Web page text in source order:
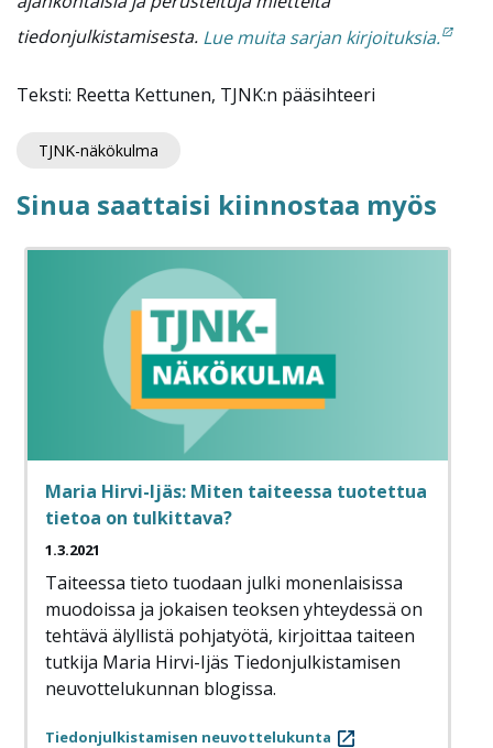
tiedonjulkistamisesta. Lue muita sarjan kirjoituksia.
Teksti: Reetta Kettunen, TJNK:n pääsihteeri
TJNK-näkökulma
Sinua saattaisi kiinnostaa myös
Maria Hirvi-Ijäs: Miten taiteessa tuotettua
tietoa on tulkittava?
1.3.2021
Taiteessa tieto tuodaan julki monenlaisissa
muodoissa ja jokaisen teoksen yhteydessä on
tehtävä älyllistä pohjatyötä, kirjoittaa taiteen
tutkija Maria Hirvi-Ijäs Tiedonjulkistamisen
neuvottelukunnan blogissa.
Tiedonjulkistamisen neuvottelukunta